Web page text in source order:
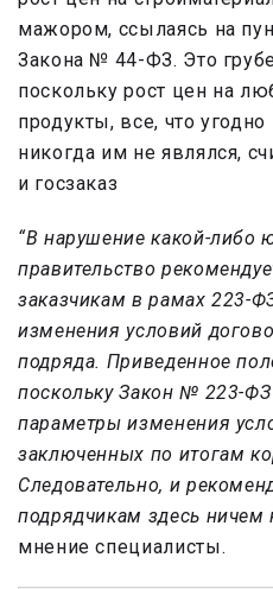
мажором, ссылаясь на
Закона № 44-ФЗ. Это
поскольку рост цен на
продукты, все, что
никогда им не являлся,
и госзаказ
“В нарушение какой-либо
правительство
заказчикам в рамах 223-
изменения условий
подряда. Приведенное
поскольку Закон № 223-
параметры изменения
заключенных по итогам
Следовательно, и
подрядчикам здесь ничем
мнение специалисты.